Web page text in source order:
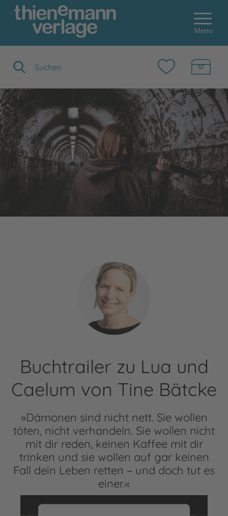
Menu
Buchtrailer zu Lua und
Caelum von Tine Bätcke
»Dämonen sind nicht nett. Sie wollen
töten, nicht verhandeln. Sie wollen nicht
mit dir reden, keinen Kaffee mit dir
trinken und sie wollen auf gar keinen
Fall dein Leben retten – und doch tut es
einer.«